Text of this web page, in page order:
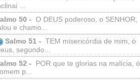
...
50 - O DEUS poderoso, o SENHOR,
e chamo...
Salmo 51 - TEM misericórdia de mim, ó
segundo...
52 -
POR que te glorias na malícia, ó
p...